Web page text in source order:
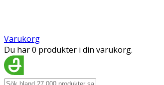
Varukorg
Du har 0 produkter i din varukorg.